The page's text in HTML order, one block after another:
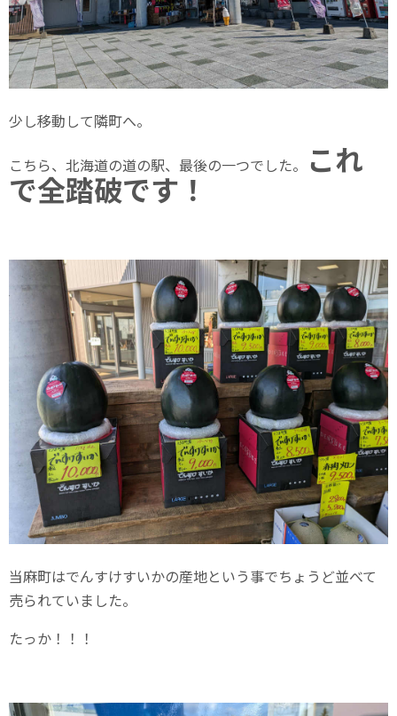
少し移動して隣町へ。
こちら、北海道の道の駅、最後の一つでした。 これ
で全踏破です！
当麻町はでんすけすいかの産地という事でちょうど並べて
売られていました。
たっか！！！